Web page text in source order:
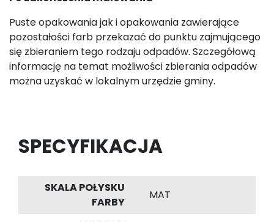
Puste opakowania jak i opakowania zawierające
pozostałości farb przekazać do punktu zajmującego
się zbieraniem tego rodzaju odpadów. Szczegółową
informację na temat możliwości zbierania odpadów
można uzyskać w lokalnym urzędzie gminy.
SPECYFIKACJA
SKALA POŁYSKU
FARBY
MAT